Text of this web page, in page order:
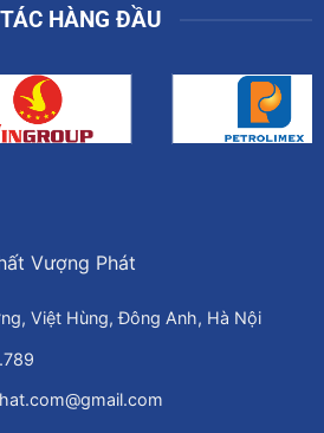
HÀNG ĐẦU
Vượng Phát
Việt Hùng, Đông Anh, Hà Nội